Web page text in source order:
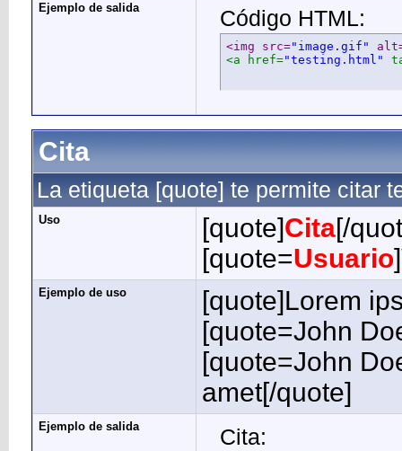
Ejemplo de salida Código HTML:
<img src="image.gif"
<a href="testing.html"
Cita
La etiqueta [quote] te permite citar
Uso [quote]Cita[/
[quote=Usuario]
Ejemplo de uso
[quote]Lorem
[quote=John
[quote=John
amet[/quote]
Ejemplo de salida Cita: